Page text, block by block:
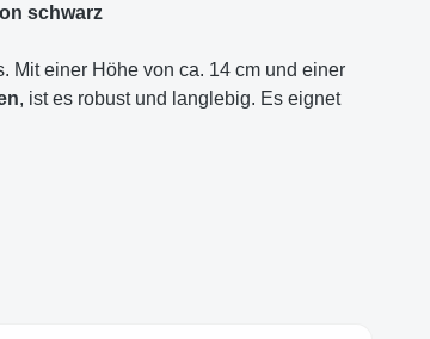
schwarz
Mit einer Höhe von ca. 14 cm und einer
, ist es robust und langlebig. Es eignet